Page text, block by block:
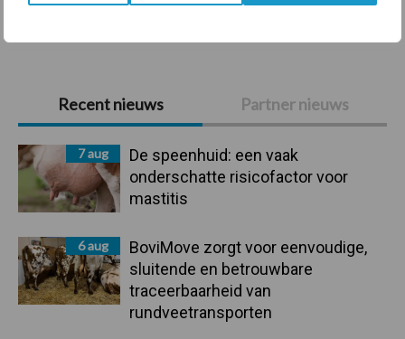
Primaire
Sidebar
Recent nieuws Partner nieuws
7 aug
De speenhuid: een vaak
onderschatte risicofactor voor
mastitis
6 aug
BoviMove zorgt voor eenvoudige,
sluitende en betrouwbare
traceerbaarheid van
rundveetransporten